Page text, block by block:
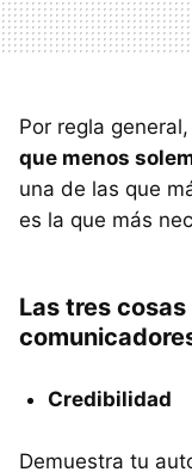
Por regla
que menos
una de las que
es la que más
Las tres
Credibilidad
Demuestra tu